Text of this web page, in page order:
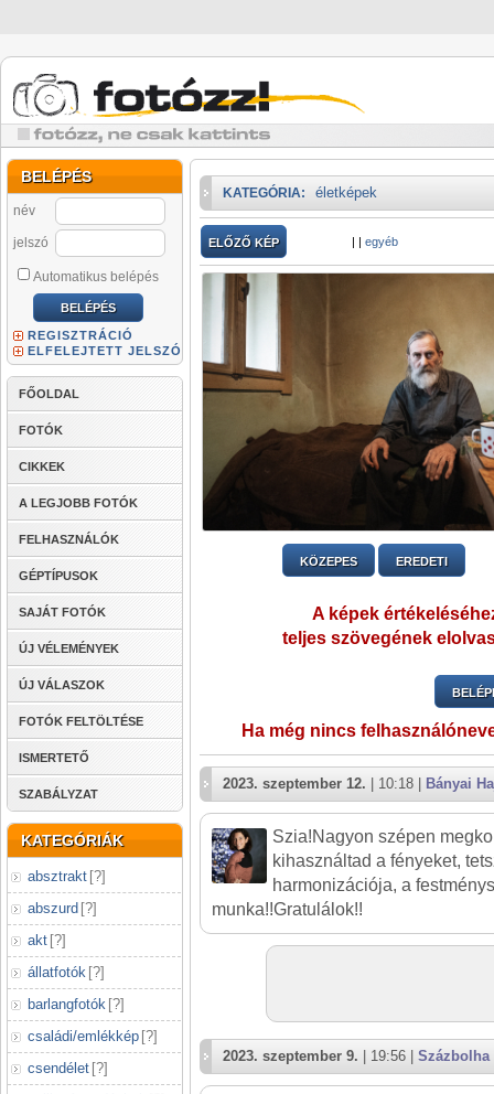
BELÉPÉS
név
jelszó
Automatikus belépés
REGISZTRÁCIÓ
ELFELEJTETT JELSZÓ
FŐOLDAL
FOTÓK
CIKKEK
A LEGJOBB FOTÓK
FELHASZNÁLÓK
GÉPTÍPUSOK
SAJÁT FOTÓK
ÚJ VÉLEMÉNYEK
ÚJ VÁLASZOK
FOTÓK FELTÖLTÉSE
ISMERTETŐ
SZABÁLYZAT
KATEGÓRIÁK
absztrakt [?]
abszurd [?]
akt [?]
állatfotók [?]
barlangfotók [?]
családi/emlékkép [?]
csendélet [?]
KATEGÓRIA: életképek
ELŐZŐ KÉP | | egyéb
KÖZEPES EREDETI
A képek
teljes szövegének
Ha még nincs
2023. szeptember 12. | 10:18 | Bányai
Szia!Nagyon szépen
kihasználtad a fényeket,
harmonizációja, a
munka!!Gratulálok!!
2023. szeptember 9. | 19:56 | Százbolha